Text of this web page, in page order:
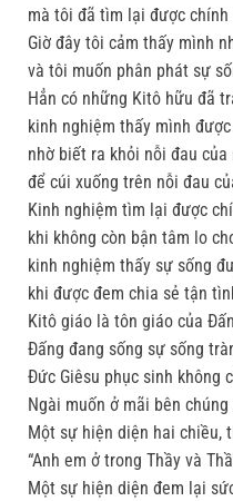
mà tôi đã tìm lại được chính
Giờ đây tôi cảm thấy mình
và tôi muốn phân phát sự
Hẳn có những Kitô hữu đã
kinh nghiệm thấy mình
nhờ biết ra khỏi nỗi đau của
để cúi xuống trên nỗi đau
Kinh nghiệm tìm lại được
khi không còn bận tâm lo
kinh nghiệm thấy sự sống
khi được đem chia sẻ tận
Kitô giáo là tôn giáo của
Ðấng đang sống sự sống
Ðức Giêsu phục sinh không
Ngài muốn ở mãi bên
Một sự hiện diện hai chiều,
“Anh em ở trong Thầy và
Một sự hiện diện đem lại